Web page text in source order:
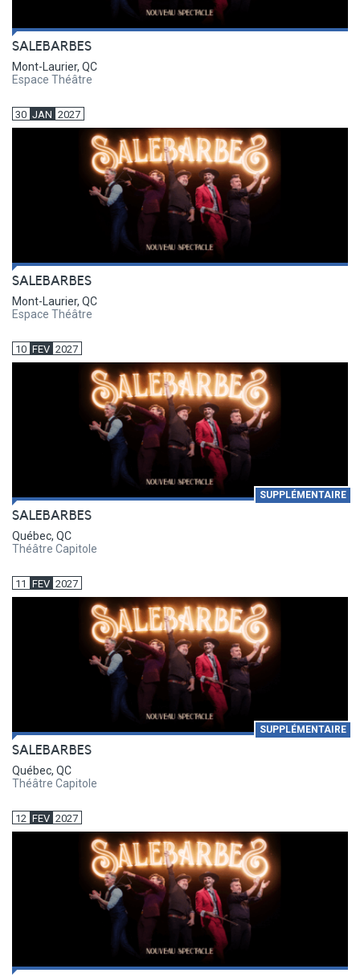
SALEBARBES
Mont-Laurier, QC
Espace Théâtre
30 JAN 2027
SALEBARBES
Mont-Laurier, QC
Espace Théâtre
10 FEV 2027
SUPPLÉMENTAIRE
SALEBARBES
Québec, QC
Théâtre Capitole
11 FEV 2027
SUPPLÉMENTAIRE
SALEBARBES
Québec, QC
Théâtre Capitole
12 FEV 2027